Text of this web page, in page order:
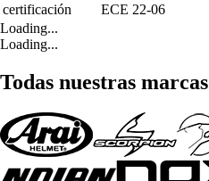
certificación
ECE 22-06
Loading...
Loading...
Todas nuestras marcas